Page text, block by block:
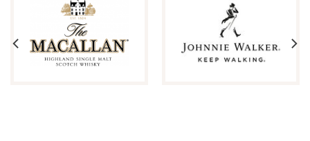
700ml / 43%
(0 đánh giá)
28.680.000₫
Zalo
700ml / 43%
(0 đánh giá)
28.880.000 ₫